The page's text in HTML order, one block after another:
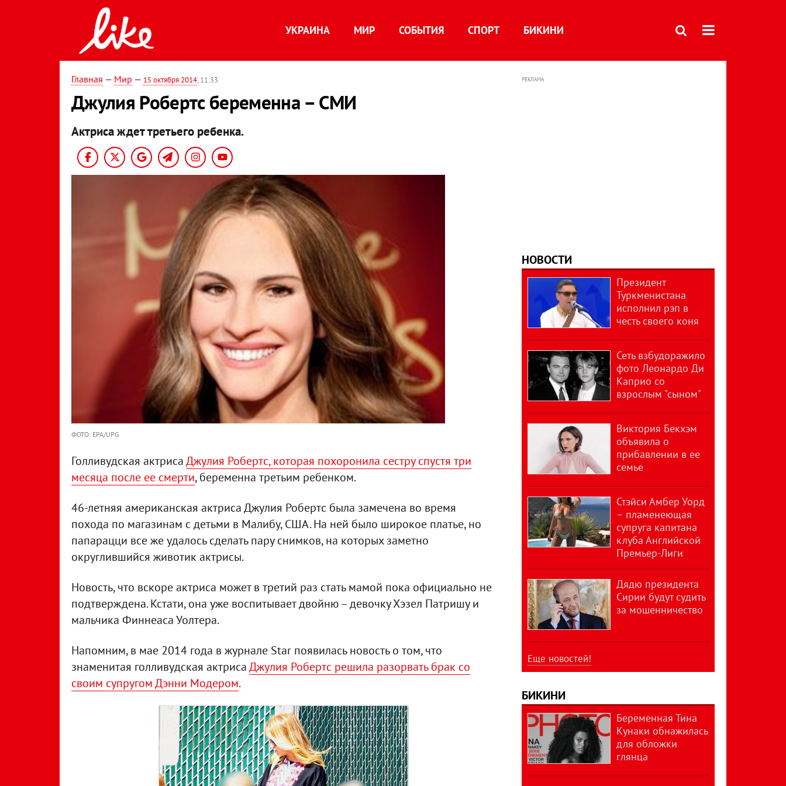
УКРАИНА МИР СОБЫТИЯ СПОРТ БИКИНИ
Главная — Мир — 15 октября 2014, 11:33
Джулия Робертс беременна – СМИ
Актриса ждет третьего ребенка.
ФОТО: EPA/UPG
Голливудская актрисаДжулия Робертс, которая похоронила сестру спустя три
месяца после ее смерти, беременна третьим ребенком.
46-летняя американская актриса Джулия Робертс была замечена во время
похода по магазинам с детьми в Малибу, США. На ней было широкое платье, но
папарацци все же удалось сделать пару снимков, на которых заметно
округлившийся животик актрисы.
Новость, что вскоре актриса может в третий раз стать мамой пока официально не
подтверждена. Кстати, она уже воспитывает двойню – девочку Хэзел Патришу и
мальчика Финнеаса Уолтера.
Напомним, в мае 2014 года в журнале Star появилась новость о том, что
знаменитая голливудская актрисаДжулия Робертс решила разорвать брак со
своим супругом Дэнни Модером.
РЕКЛАМА
НОВОСТИ
Президент
Туркменистана
исполнил рэп в
честь своего коня
Сеть взбудоражило
фото Леонардо Ди
Каприо со
взрослым "сыном"
Виктория Бекхэм
объявила о
прибавлении в ее
семье
Стэйси Амбер Уорд
– пламенеющая
супруга капитана
клуба Английской
Премьер-Лиги
Дядю президента
Сирии будут судить
за мошенничество
Еще новостей!
БИКИНИ
Беременная Тина
Кунаки обнажилась
для обложки
глянца